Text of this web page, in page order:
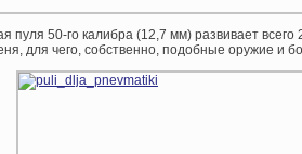
пуля 50-го калибра (12,7 мм) развивает
для чего, собственно, подобные оружие и